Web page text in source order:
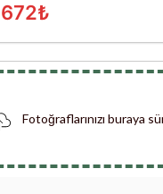
672₺
Fotoğraflarınızı buraya